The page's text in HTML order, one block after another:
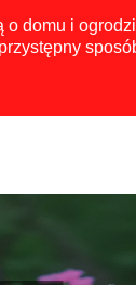
domu i